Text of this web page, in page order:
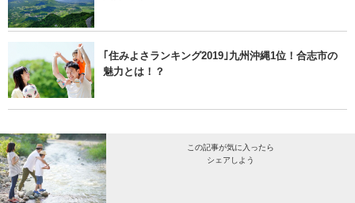
｢住みよさランキング2019｣九州沖縄1位！合志市の
魅力とは！？
この記事が気に入ったら
シェアしよう